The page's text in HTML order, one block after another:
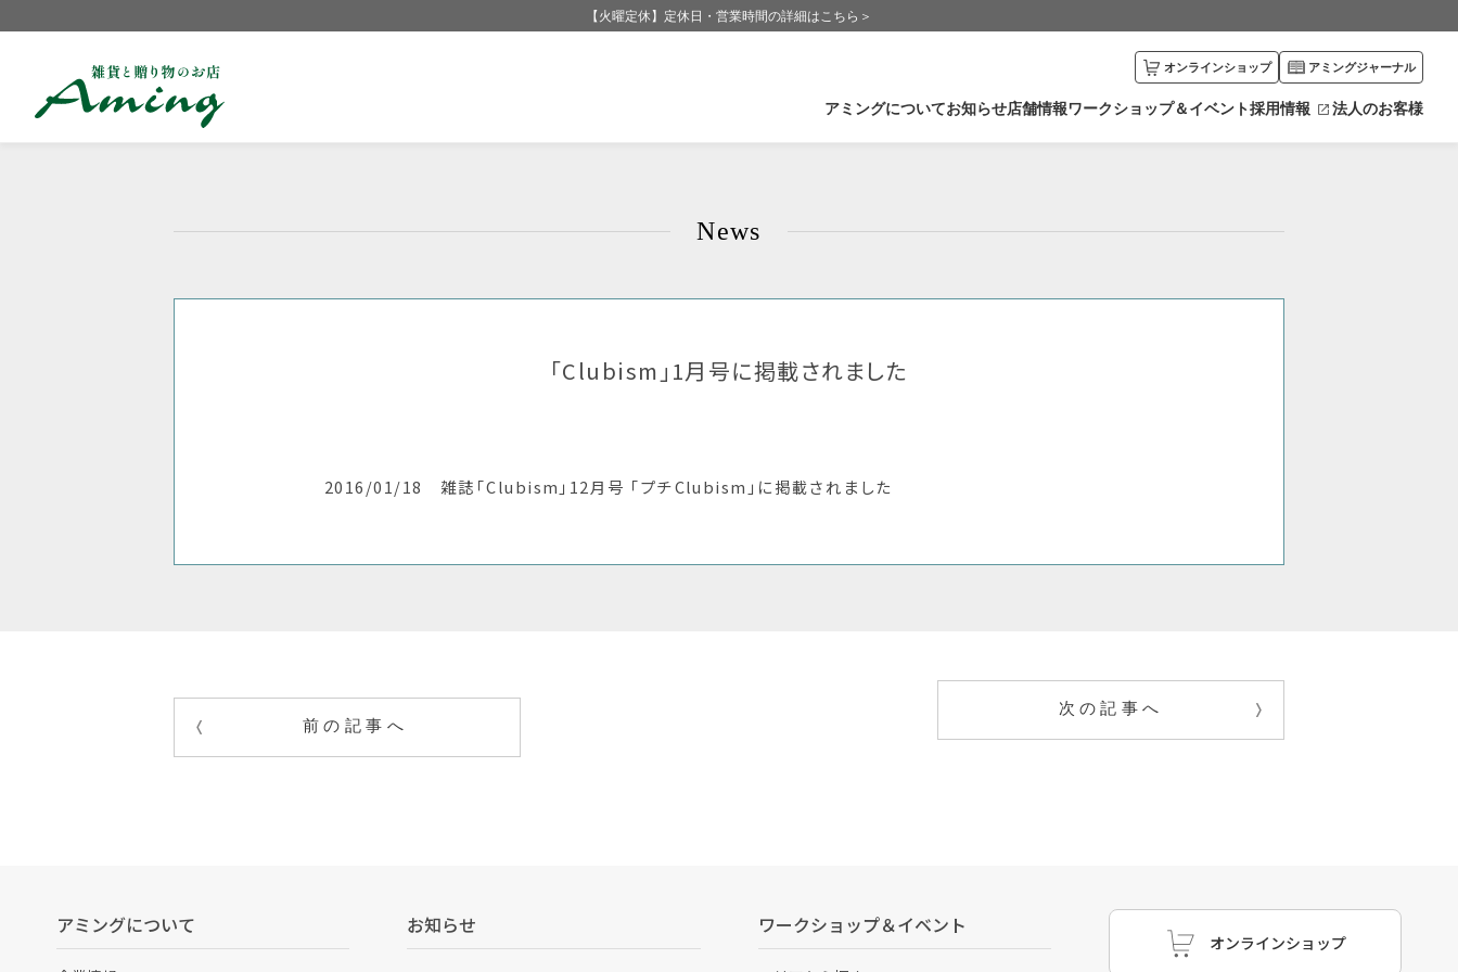
【火曜定休】定休日・営業時間の詳細はこちら＞
オンラインショップ アミングジャーナル
アミングについて
Amingの歩み
CSR-社会活動
お知らせ店舗情報
福井県 新潟県
群馬県 愛知県
ワークショップ＆イベント
カリキュラムから探す
採用情報 法人のお客様
News
「Clubism」1月号に掲載されました
2016/01/18 雑誌「Clubism」12月号 「プチClubism」に掲載されました
前の記事へ
次の記事へ
アミングについて お知らせ ワークショップ＆イベント
オンラインショップ